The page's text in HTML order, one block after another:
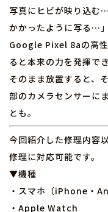
写真にヒビが映り込
かかったように写る…」
Google Pixel 8aの高
ると本来の力を発揮で
そのまま放置すると、
部のカメラセンサーに
とも。
今回紹介した修理内容
修理に対応可能です。
▼機種
・スマホ（iPhone・
・Apple Watch